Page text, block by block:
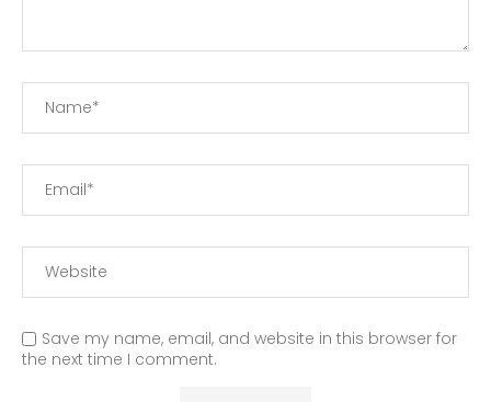
Save my name, email, and website in this browser for
the next time I comment.